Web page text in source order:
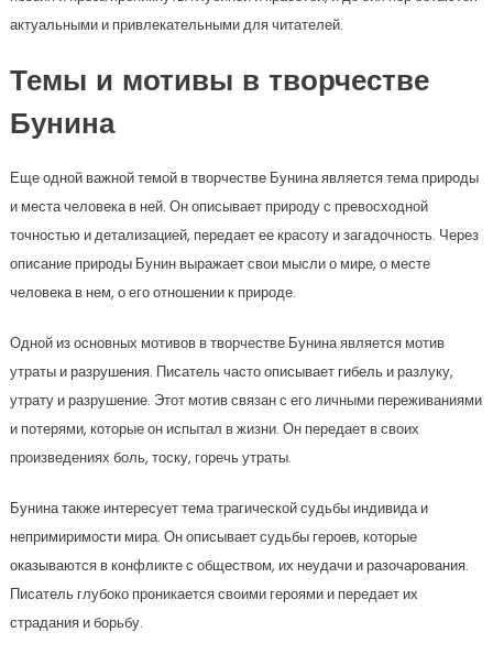
актуальными и привлекательными для читателей.
Темы и мотивы в творчестве
Бунина
Еще одной важной темой в творчестве Бунина является тема природы
и места человека в ней. Он описывает природу с превосходной
точностью и детализацией, передает ее красоту и загадочность. Через
описание природы Бунин выражает свои мысли о мире, о месте
человека в нем, о его отношении к природе.
Одной из основных мотивов в творчестве Бунина является мотив
утраты и разрушения. Писатель часто описывает гибель и разлуку,
утрату и разрушение. Этот мотив связан с его личными переживаниями
и потерями, которые он испытал в жизни. Он передает в своих
произведениях боль, тоску, горечь утраты.
Бунина также интересует тема трагической судьбы индивида и
непримиримости мира. Он описывает судьбы героев, которые
оказываются в конфликте с обществом, их неудачи и разочарования.
Писатель глубоко проникается своими героями и передает их
страдания и борьбу.